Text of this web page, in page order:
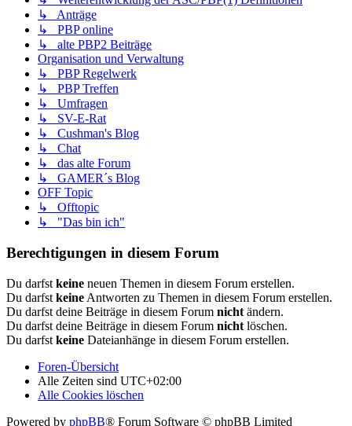
↳ Anträge
↳ PBP online
↳ alte PBP2 Beiträge
Organisation und Verwaltung
↳ PBP Regelwerk
↳ PBP Treffen
↳ Umfragen
↳ SV-E-Rat
↳ Cushman's Blog
↳ Chat
↳ das alte Forum
↳ GAMER´s Blog
OFF Topic
↳ Offtopic
↳ "Das bin ich"
Berechtigungen in diesem Forum
Du darfst keine neuen Themen in diesem Forum erstellen.
Du darfst keine Antworten zu Themen in diesem Forum erstellen.
Du darfst deine Beiträge in diesem Forum nicht ändern.
Du darfst deine Beiträge in diesem Forum nicht löschen.
Du darfst keine Dateianhänge in diesem Forum erstellen.
Foren-Übersicht
Alle Zeiten sind UTC+02:00
Alle Cookies löschen
Powered by phpBB® Forum Software © phpBB Limited